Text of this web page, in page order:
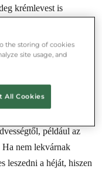
krémlevest is
vagy simább héjú
több szempontból is
belül tartja a
például az
nem lekvárnak
leszedni a héját, hiszen
the storing of cookies
site usage, and
All Cookies